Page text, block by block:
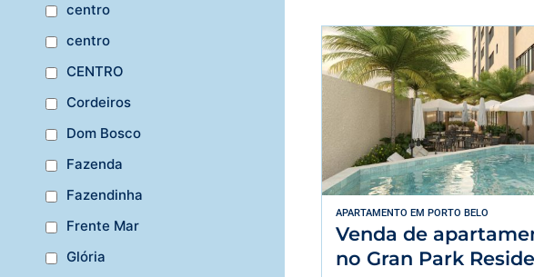
centro
centro
CENTRO
Cordeiros
Dom Bosco
Fazenda
Fazendinha
Frente Mar
Glória
APARTAMENTO EM PORTO BELO
Venda de
no Gran Park